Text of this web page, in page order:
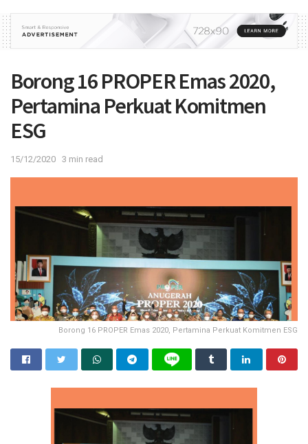
Borong 16 PROPER Emas 2020,
Pertamina Perkuat Komitmen
ESG
15/12/2020 3 min read
Borong 16 PROPER Emas 2020, Pertamina Perkuat Komitmen ESG